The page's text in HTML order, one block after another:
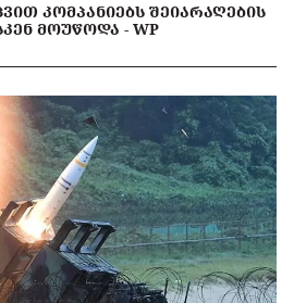
ᲙᲝᲛᲞᲐᲜᲘᲔᲑᲡ ᲨᲔᲘᲐᲠᲐᲦᲔᲑᲘᲡ
ᲛᲝᲣᲬᲝᲓᲐ - WP